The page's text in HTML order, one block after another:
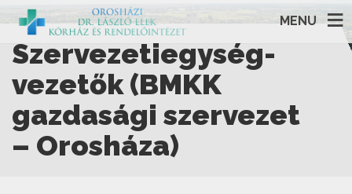
MENU
Szervezetiegység-
vezetők (BMKK
gazdasági szervezet
– Orosháza)